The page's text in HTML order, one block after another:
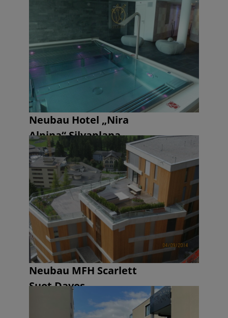
Neubau Hotel „Nira
Alpina“ Silvaplana
Neubau MFH Scarlett
Suot Davos